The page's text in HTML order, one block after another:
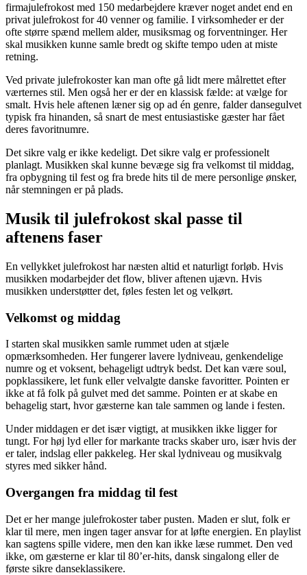
firmajulefrokost med 150 medarbejdere kræver noget andet end en
privat julefrokost for 40 venner og familie. I virksomheder er der
ofte større spænd mellem alder, musiksmag og forventninger. Her
skal musikken kunne samle bredt og skifte tempo uden at miste
retning.
Ved private julefrokoster kan man ofte gå lidt mere målrettet efter
værternes stil. Men også her er der en klassisk fælde: at vælge for
smalt. Hvis hele aftenen læner sig op ad én genre, falder dansegulvet
typisk fra hinanden, så snart de mest entusiastiske gæster har fået
deres favoritnumre.
Det sikre valg er ikke kedeligt. Det sikre valg er professionelt
planlagt. Musikken skal kunne bevæge sig fra velkomst til middag,
fra opbygning til fest og fra brede hits til de mere personlige ønsker,
når stemningen er på plads.
Musik til julefrokost skal passe til
aftenens faser
En vellykket julefrokost har næsten altid et naturligt forløb. Hvis
musikken modarbejder det flow, bliver aftenen ujævn. Hvis
musikken understøtter det, føles festen let og velkørt.
Velkomst og middag
I starten skal musikken samle rummet uden at stjæle
opmærksomheden. Her fungerer lavere lydniveau, genkendelige
numre og et voksent, behageligt udtryk bedst. Det kan være soul,
popklassikere, let funk eller velvalgte danske favoritter. Pointen er
ikke at få folk på gulvet med det samme. Pointen er at skabe en
behagelig start, hvor gæsterne kan tale sammen og lande i festen.
Under middagen er det især vigtigt, at musikken ikke ligger for
tungt. For høj lyd eller for markante tracks skaber uro, især hvis der
er taler, indslag eller pakkeleg. Her skal lydniveau og musikvalg
styres med sikker hånd.
Overgangen fra middag til fest
Det er her mange julefrokoster taber pusten. Maden er slut, folk er
klar til mere, men ingen tager ansvar for at løfte energien. En playlist
kan sagtens spille videre, men den kan ikke læse rummet. Den ved
ikke, om gæsterne er klar til 80’er-hits, dansk singalong eller de
første sikre danseklassikere.